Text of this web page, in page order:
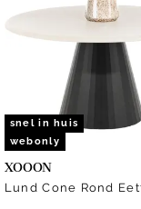
snel in huis
webonly
XOOON
Lund Cone Rond